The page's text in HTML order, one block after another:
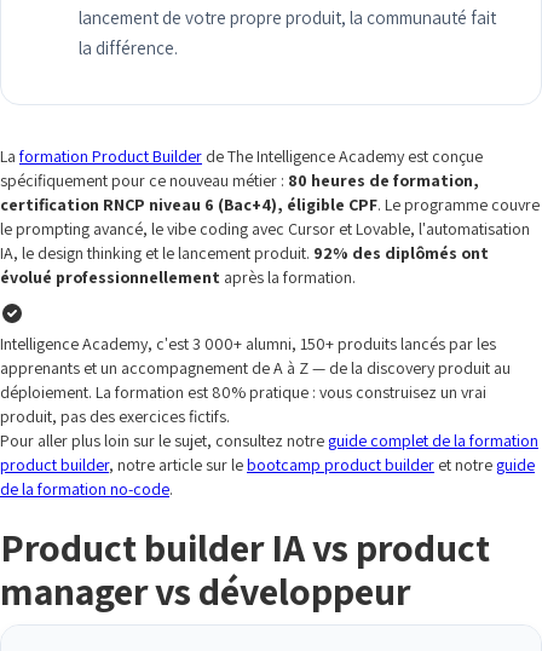
lancement de votre propre produit, la communauté fait
la différence.
La formation Product Builder de The Intelligence Academy est conçue
spécifiquement pour ce nouveau métier : 80 heures de formation,
certification RNCP niveau 6 (Bac+4), éligible CPF. Le programme couvre
le prompting avancé, le vibe coding avec Cursor et Lovable, l'automatisation
IA, le design thinking et le lancement produit. 92% des diplômés ont
évolué professionnellement après la formation.
Intelligence Academy, c'est 3 000+ alumni, 150+ produits lancés par les
apprenants et un accompagnement de A à Z — de la discovery produit au
déploiement. La formation est 80% pratique : vous construisez un vrai
produit, pas des exercices fictifs.
Pour aller plus loin sur le sujet, consultez notre guide complet de la formation
product builder, notre article sur lebootcamp product builder et notre guide
de la formation no-code.
Product builder IA vs product
manager vs développeur